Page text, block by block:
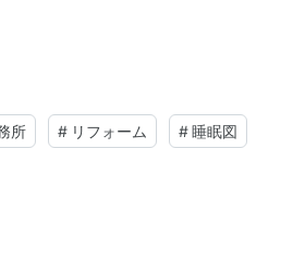
所 # リフォーム # 睡眠図